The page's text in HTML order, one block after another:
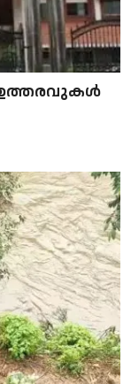
ഉത്തരവുകൾ